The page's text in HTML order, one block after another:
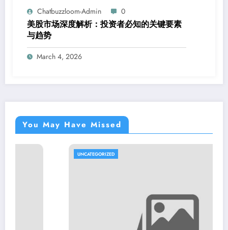
Chatbuzzloom-Admin 0
美股市场深度解析：投资者必知的关键要素
与趋势
March 4, 2026
You May Have Missed